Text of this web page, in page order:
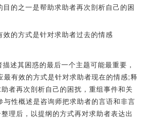
的之一是帮助求助者再次剖析自己的困
效的方式是针对求助者过去的情感
描述其困惑的最后一个主题可能最重要，
最有效的方式是针对求助者现在的情感;释
者再次剖析自己的困扰，重组事件和关
与性概述是咨询师把求助者的言语和非言
理后，以提纲的方式再对求助者表达出